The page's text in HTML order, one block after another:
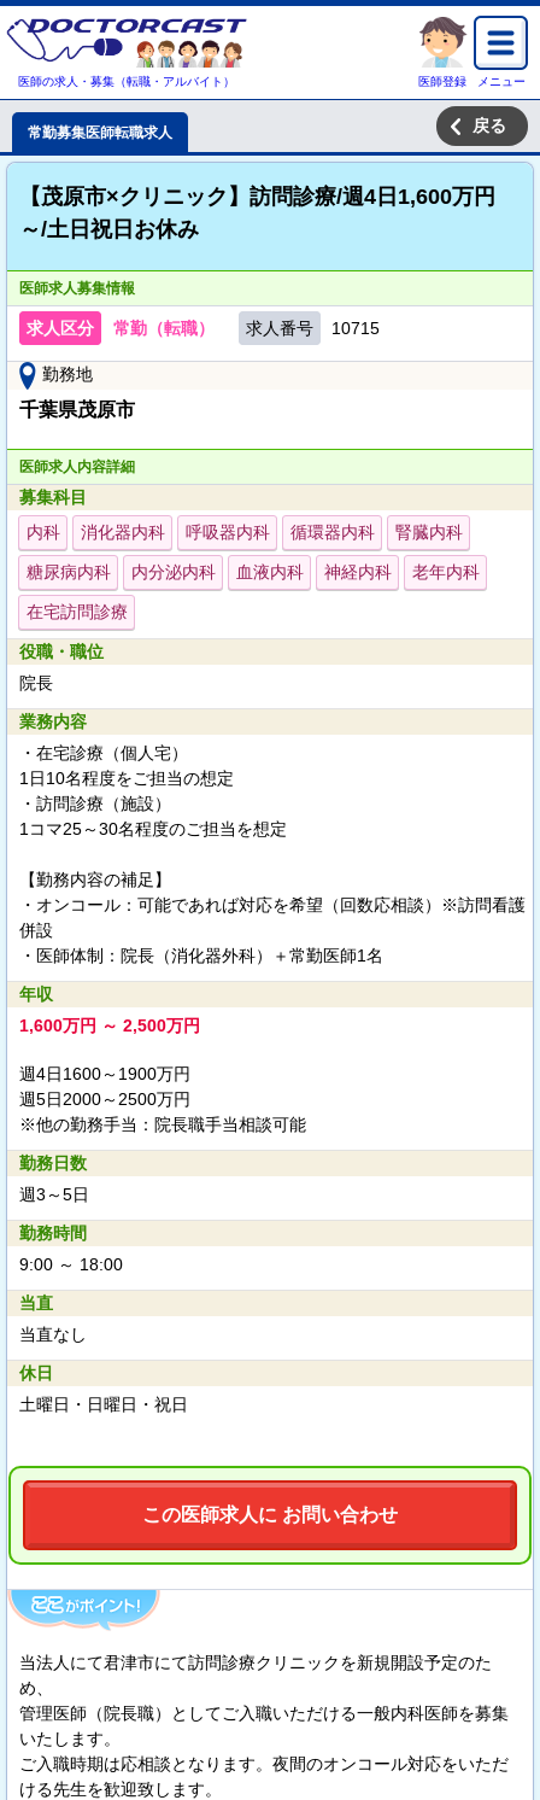
医師の求人・募集（転職・アルバイト） 医師登録 メニュー
常勤募集医師転職求人 戻る
【茂原市×クリニック】訪問診療/週4日1,600万円
～/土日祝日お休み
医師求人募集情報
求人区分 常勤（転職） 求人番号 10715
勤務地
千葉県茂原市
医師求人内容詳細
募集科目
内科
消化器内科 呼吸器内科 循環器内科 腎臓内科
糖尿病内科 内分泌内科 血液内科 神経内科 老年内科
在宅訪問診療
役職・職位
院長
業務内容
・在宅診療（個人宅）
1日10名程度をご担当の想定
・訪問診療（施設）
1コマ25～30名程度のご担当を想定
【勤務内容の補足】
・オンコール：可能であれば対応を希望（回数応相談）※訪問看護
併設
・医師体制：院長（消化器外科）＋常勤医師1名
年収
1,600万円 ～ 2,500万円
週4日1600～1900万円
週5日2000～2500万円
※他の勤務手当：院長職手当相談可能
勤務日数
週3～5日
勤務時間
9:00 ～ 18:00
当直
当直なし
休日
土曜日・日曜日・祝日
この医師求人に お問い合わせ
当法人にて君津市にて訪問診療クリニックを新規開設予定のた
め、
管理医師（院長職）としてご入職いただける一般内科医師を募集
いたします。
ご入職時期は応相談となります。夜間のオンコール対応をいただ
ける先生を歓迎致します。